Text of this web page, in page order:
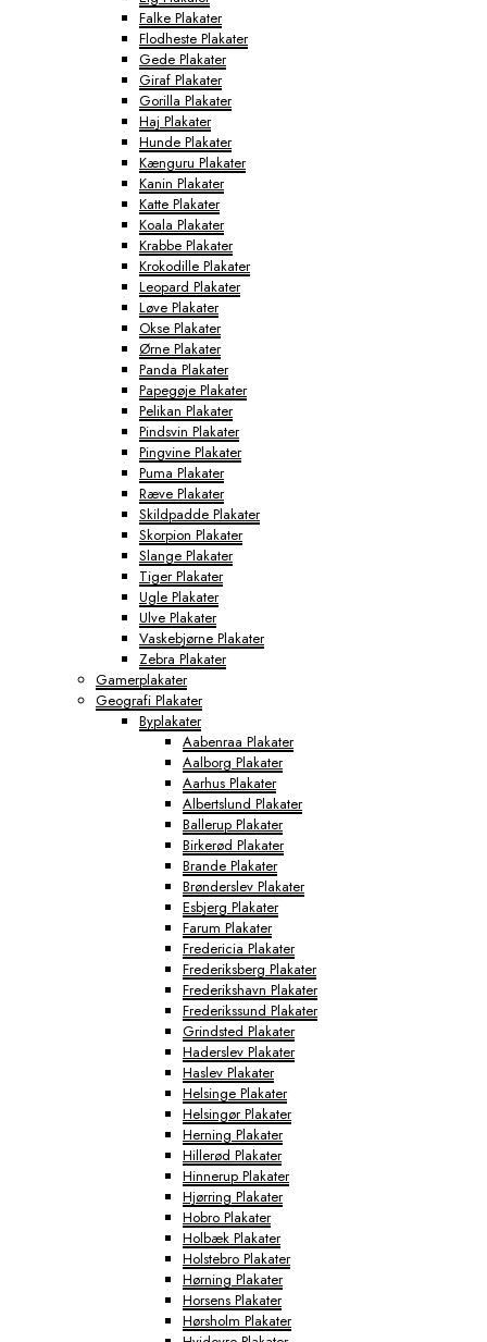
Falke Plakater
Flodheste Plakater
Gede Plakater
Giraf Plakater
Gorilla Plakater
Haj Plakater
Hunde Plakater
Kænguru Plakater
Kanin Plakater
Katte Plakater
Koala Plakater
Krabbe Plakater
Krokodille Plakater
Leopard Plakater
Løve Plakater
Okse Plakater
Ørne Plakater
Panda Plakater
Papegøje Plakater
Pelikan Plakater
Pindsvin Plakater
Pingvine Plakater
Puma Plakater
Ræve Plakater
Skildpadde Plakater
Skorpion Plakater
Slange Plakater
Tiger Plakater
Ugle Plakater
Ulve Plakater
Vaskebjørne Plakater
Zebra Plakater
Gamerplakater
Geografi Plakater
Byplakater
Aabenraa Plakater
Aalborg Plakater
Aarhus Plakater
Albertslund Plakater
Ballerup Plakater
Birkerød Plakater
Brande Plakater
Brønderslev Plakater
Esbjerg Plakater
Farum Plakater
Fredericia Plakater
Frederiksberg Plakater
Frederikshavn Plakater
Frederikssund Plakater
Grindsted Plakater
Haderslev Plakater
Haslev Plakater
Helsinge Plakater
Helsingør Plakater
Herning Plakater
Hillerød Plakater
Hinnerup Plakater
Hjørring Plakater
Hobro Plakater
Holbæk Plakater
Holstebro Plakater
Hørning Plakater
Horsens Plakater
Hørsholm Plakater